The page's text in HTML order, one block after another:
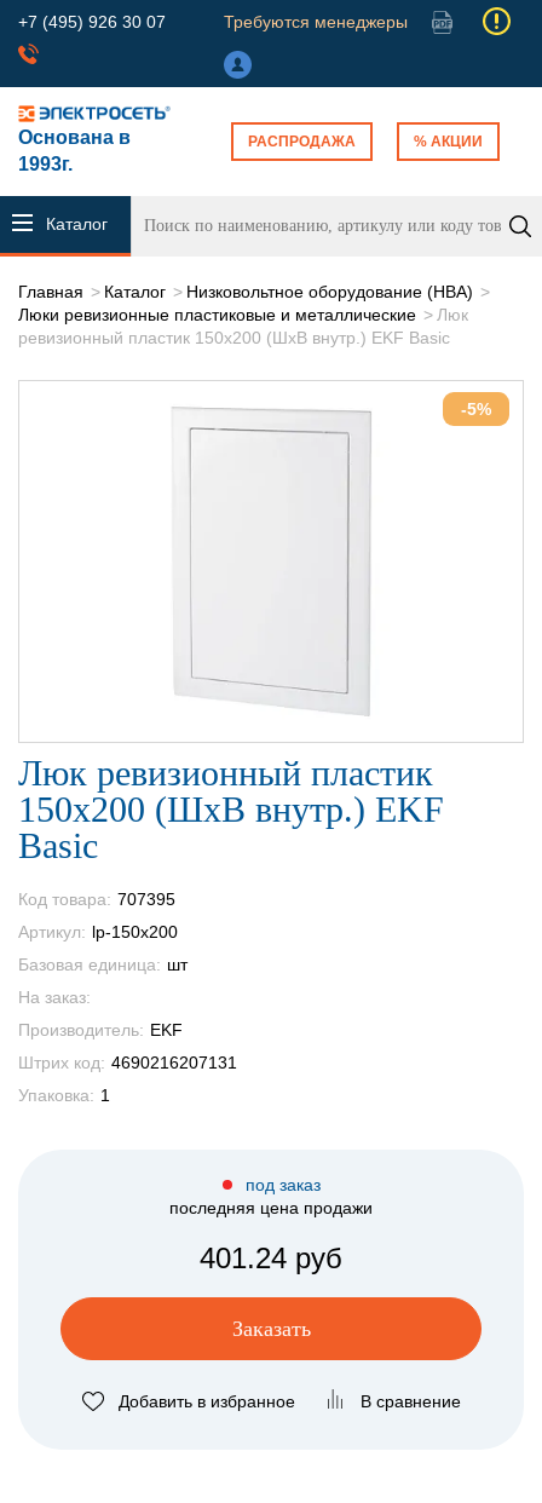
+7 (495) 926 30 07 Требуются менеджеры
Основана в
1993г.
РАСПРОДАЖА % АКЦИИ
Каталог
Главная Каталог
Низковольтное оборудование (НВА)
Люки ревизионные пластиковые и металлические
Люк
ревизионный пластик 150х200 (ШхВ внутр.) EKF Basic
-5%
Люк ревизионный пластик
150х200 (ШхВ внутр.) EKF
Basic
Код товара: 707395
Артикул: lp-150x200
Базовая единица: шт
На заказ:
Производитель: EKF
Штрих код: 4690216207131
Упаковка: 1
под заказ
последняя цена продажи
401.24 руб
Заказать
Добавить в избранное В сравнение